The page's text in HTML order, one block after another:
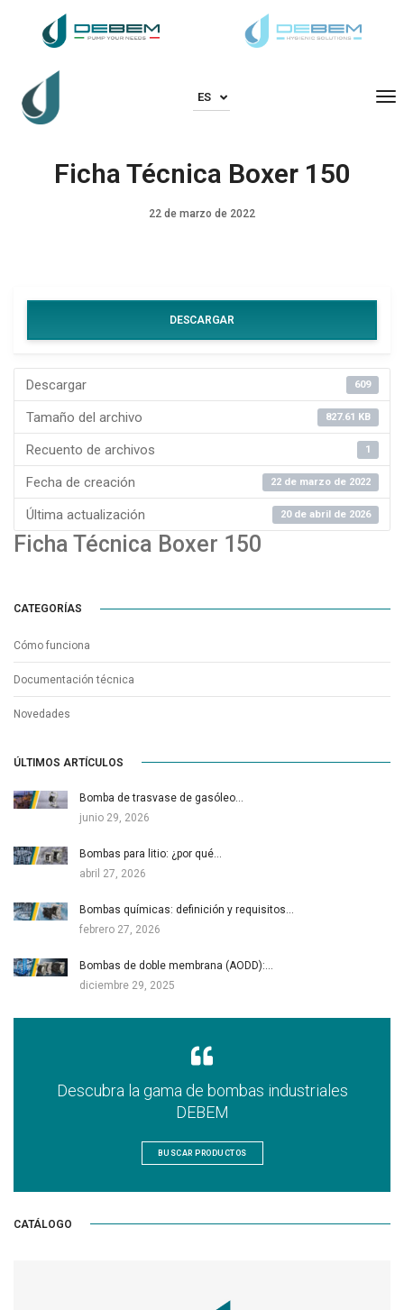
ES
Ficha Técnica Boxer 150
22 de marzo de 2022
DESCARGAR
Descargar 609
Tamaño del archivo 827.61 KB
Recuento de archivos 1
Fecha de creación 22 de marzo de 2022
Última actualización 20 de abril de 2026
Ficha Técnica Boxer 150
CATEGORÍAS
Cómo funciona
Documentación técnica
Novedades
ÚLTIMOS ARTÍCULOS
Bomba de trasvase de gasóleo…
junio 29, 2026
Bombas para litio: ¿por qué…
abril 27, 2026
Bombas químicas: definición y requisitos…
febrero 27, 2026
Bombas de doble membrana (AODD):…
diciembre 29, 2025
Descubra la gama de bombas industriales
DEBEM
BUSCAR PRODUCTOS
CATÁLOGO